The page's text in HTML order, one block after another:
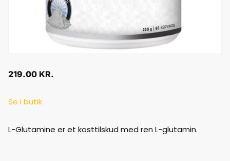
219.00 KR.
Se i butik
L-Glutamine er et kosttilskud med ren L-glutamin.